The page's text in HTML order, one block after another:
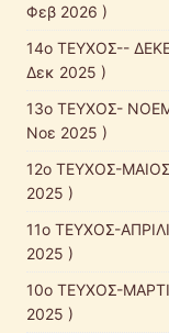
Φεβ 2026 )
14ο ΤΕΥΧΟΣ--
Δεκ 2025 )
13ο ΤΕΥΧΟΣ-
Νοε 2025 )
12o ΤΕΥΧΟΣ-
2025 )
11ο ΤΕΥΧΟΣ-
2025 )
10o ΤΕΥΧΟΣ-
2025 )